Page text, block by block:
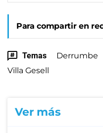
Para compartir en
Temas Derrumbe
Villa Gesell
Ver más